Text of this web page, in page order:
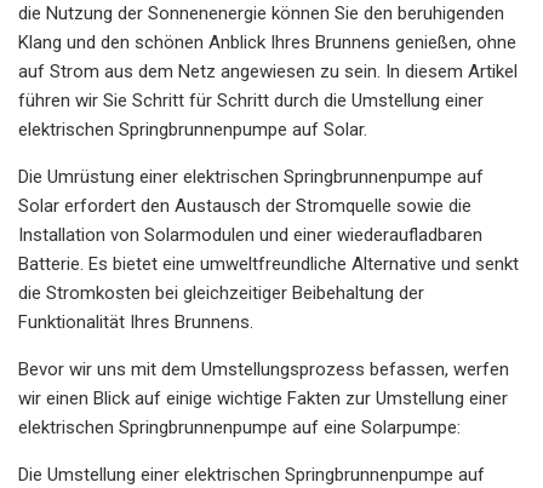
die Nutzung der Sonnenenergie können Sie den beruhigenden
Klang und den schönen Anblick Ihres Brunnens genießen, ohne
auf Strom aus dem Netz angewiesen zu sein. In diesem Artikel
führen wir Sie Schritt für Schritt durch die Umstellung einer
elektrischen Springbrunnenpumpe auf Solar.
Die Umrüstung einer elektrischen Springbrunnenpumpe auf
Solar erfordert den Austausch der Stromquelle sowie die
Installation von Solarmodulen und einer wiederaufladbaren
Batterie. Es bietet eine umweltfreundliche Alternative und senkt
die Stromkosten bei gleichzeitiger Beibehaltung der
Funktionalität Ihres Brunnens.
Bevor wir uns mit dem Umstellungsprozess befassen, werfen
wir einen Blick auf einige wichtige Fakten zur Umstellung einer
elektrischen Springbrunnenpumpe auf eine Solarpumpe:
Die Umstellung einer elektrischen Springbrunnenpumpe auf